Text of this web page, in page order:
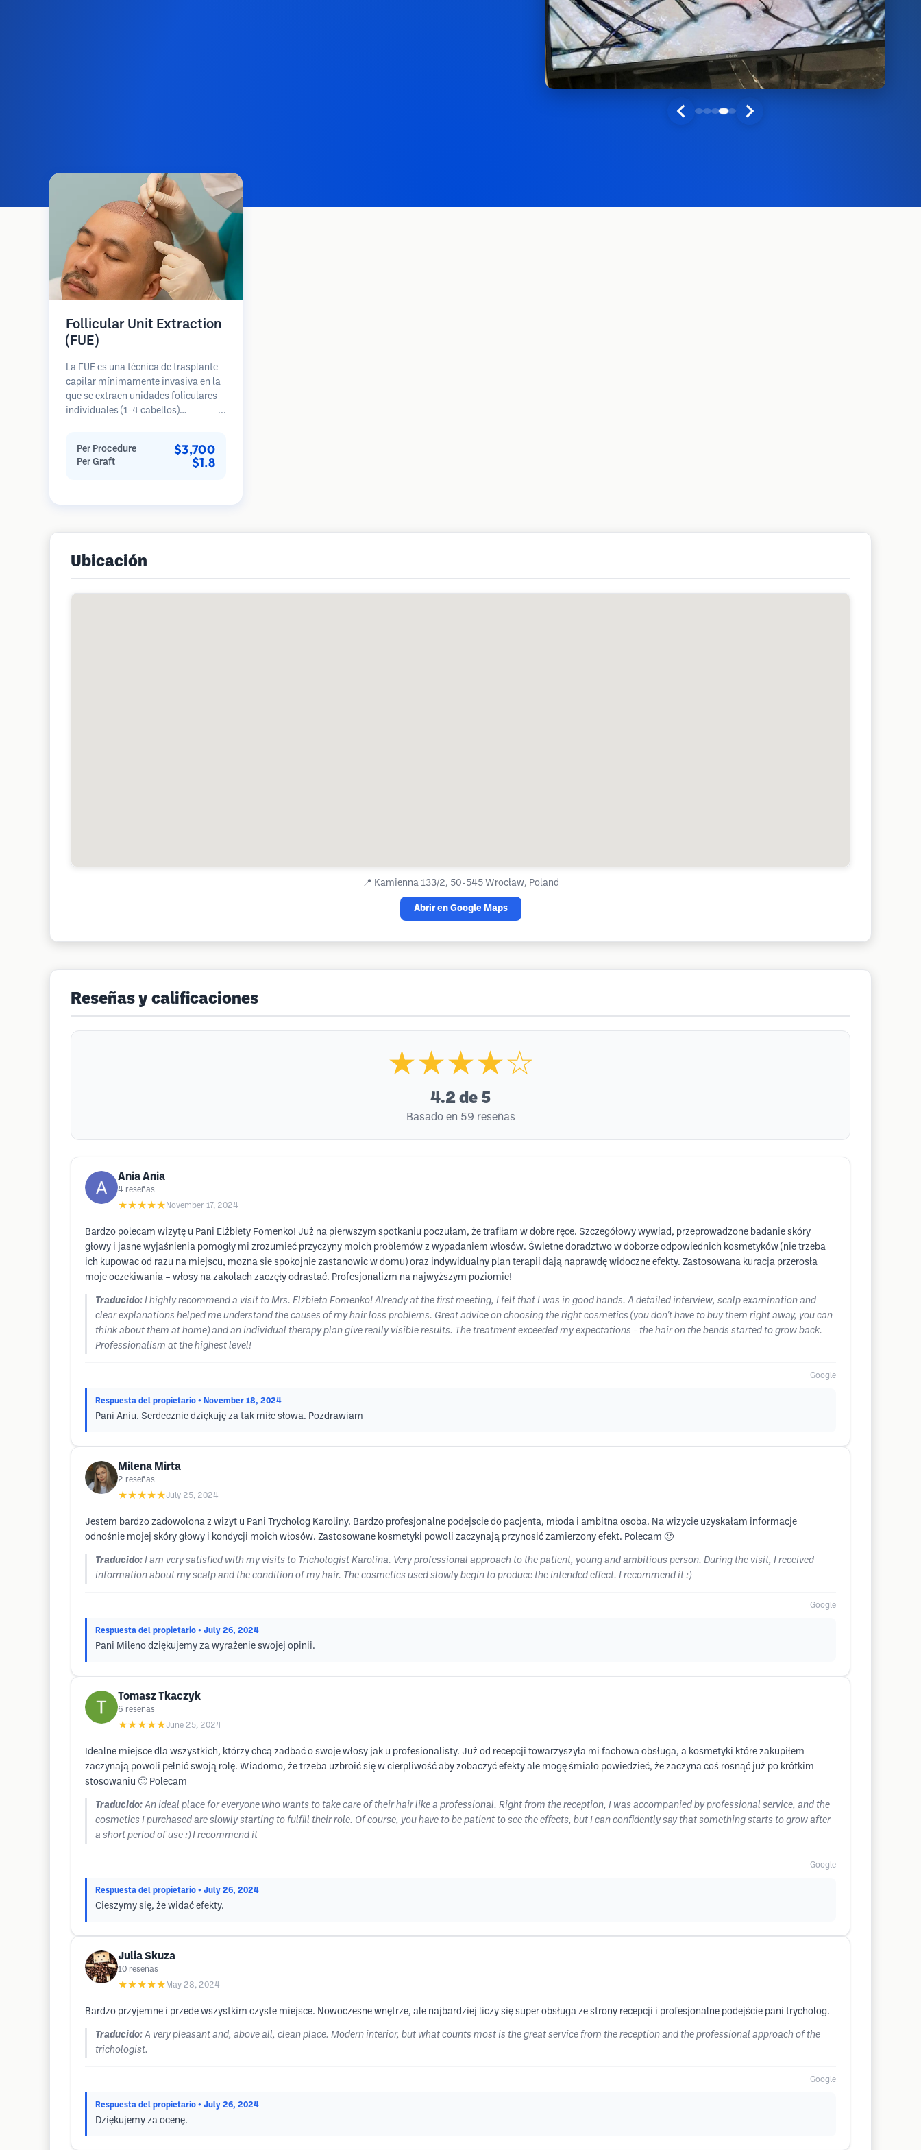
Follicular Unit Extraction
(FUE)
La FUE es una técnica de trasplante
capilar mínimamente invasiva en la
que se extraen unidades foliculares
individuales (1-4 cabellos)
1.0mm). Luego, los folículos se
implantan en las áreas receptoras de
Per Procedure $3,700
Per Graft $1.8
Ubicación
📍 Kamienna 133/2, 50-545 Wrocław, Poland
Abrir en Google Maps
Reseñas y calificaciones
★★★★☆
4.2 de 5
Basado en 59 reseñas
Ania Ania
4 reseñas
★★★★★ November 17, 2024
Bardzo polecam wizytę u Pani Elżbiety Fomenko! Już na pierwszym spotkaniu poczułam, że trafiłam w dobre ręce. Szczegółowy wywiad, przeprowadzone badanie skóry
głowy i jasne wyjaśnienia pomogły mi zrozumieć przyczyny moich problemów z wypadaniem włosów. Świetne doradztwo w doborze odpowiednich kosmetyków (nie trzeba
ich kupowac od razu na miejscu, mozna sie spokojnie zastanowic w domu) oraz indywidualny plan terapii dają naprawdę widoczne efekty. Zastosowana kuracja przerosła
moje oczekiwania – włosy na zakolach zaczęły odrastać. Profesjonalizm na najwyższym poziomie!
Traducido: I highly recommend a visit to Mrs. Elżbieta Fomenko! Already at the first meeting, I felt that I was in good hands. A detailed interview, scalp examination and
clear explanations helped me understand the causes of my hair loss problems. Great advice on choosing the right cosmetics (you don't have to buy them right away, you can
think about them at home) and an individual therapy plan give really visible results. The treatment exceeded my expectations - the hair on the bends started to grow back.
Professionalism at the highest level!
Google
Respuesta del propietario • November 18, 2024
Pani Aniu. Serdecznie dziękuję za tak miłe słowa. Pozdrawiam
Milena Mirta
2 reseñas
★★★★★July 25, 2024
Jestem bardzo zadowolona z wizyt u Pani Trycholog Karoliny. Bardzo profesjonalne podejscie do pacjenta, młoda i ambitna osoba. Na wizycie uzyskałam informacje
odnośnie mojej skóry głowy i kondycji moich włosów. Zastosowane kosmetyki powoli zaczynają przynosić zamierzony efekt. Polecam 🙂
Traducido: I am very satisfied with my visits to Trichologist Karolina. Very professional approach to the patient, young and ambitious person. During the visit, I received
information about my scalp and the condition of my hair. The cosmetics used slowly begin to produce the intended effect. I recommend it :)
Google
Respuesta del propietario • July 26, 2024
Pani Mileno dziękujemy za wyrażenie swojej opinii.
Tomasz Tkaczyk
6 reseñas
★★★★★June 25, 2024
Idealne miejsce dla wszystkich, którzy chcą zadbać o swoje włosy jak u profesionalisty. Już od recepcji towarzyszyła mi fachowa obsługa, a kosmetyki które zakupiłem
zaczynają powoli pełnić swoją rolę. Wiadomo, że trzeba uzbroić się w cierpliwość aby zobaczyć efekty ale mogę śmiało powiedzieć, że zaczyna coś rosnąć już po krótkim
stosowaniu 🙂 Polecam
Traducido: An ideal place for everyone who wants to take care of their hair like a professional. Right from the reception, I was accompanied by professional service, and the
cosmetics I purchased are slowly starting to fulfill their role. Of course, you have to be patient to see the effects, but I can confidently say that something starts to grow after
a short period of use :) I recommend it
Google
Respuesta del propietario • July 26, 2024
Cieszymy się, że widać efekty.
Julia Skuza
10 reseñas
★★★★★ May 28, 2024
Bardzo przyjemne i przede wszystkim czyste miejsce. Nowoczesne wnętrze, ale najbardziej liczy się super obsługa ze strony recepcji i profesjonalne podejście pani trycholog.
Traducido: A very pleasant and, above all, clean place. Modern interior, but what counts most is the great service from the reception and the professional approach of the
trichologist.
Google
Respuesta del propietario • July 26, 2024
Dziękujemy za ocenę.